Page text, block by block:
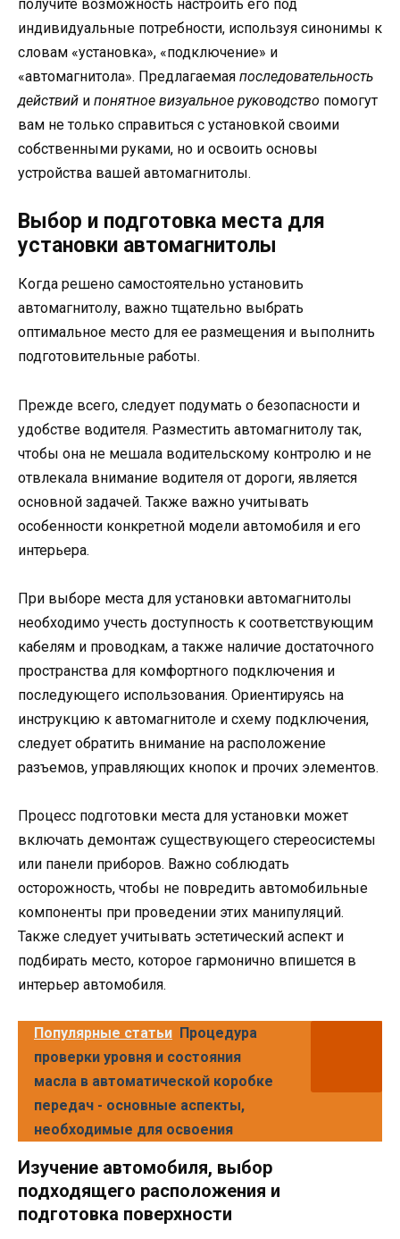
получите возможность настроить его под
индивидуальные потребности, используя синонимы к
словам «установка», «подключение» и
«автомагнитола». Предлагаемая последовательность
действий и понятное визуальное руководство помогут
вам не только справиться с установкой своими
собственными руками, но и освоить основы
устройства вашей автомагнитолы.
Выбор и подготовка места для
установки автомагнитолы
Когда решено самостоятельно установить
автомагнитолу, важно тщательно выбрать
оптимальное место для ее размещения и выполнить
подготовительные работы.
Прежде всего, следует подумать о безопасности и
удобстве водителя. Разместить автомагнитолу так,
чтобы она не мешала водительскому контролю и не
отвлекала внимание водителя от дороги, является
основной задачей. Также важно учитывать
особенности конкретной модели автомобиля и его
интерьера.
При выборе места для установки автомагнитолы
необходимо учесть доступность к соответствующим
кабелям и проводкам, а также наличие достаточного
пространства для комфортного подключения и
последующего использования. Ориентируясь на
инструкцию к автомагнитоле и схему подключения,
следует обратить внимание на расположение
разъемов, управляющих кнопок и прочих элементов.
Процесс подготовки места для установки может
включать демонтаж существующего стереосистемы
или панели приборов. Важно соблюдать
осторожность, чтобы не повредить автомобильные
компоненты при проведении этих манипуляций.
Также следует учитывать эстетический аспект и
подбирать место, которое гармонично впишется в
интерьер автомобиля.
Популярные статьи Процедура
проверки уровня и состояния
масла в автоматической коробке
передач - основные аспекты,
необходимые для освоения
Изучение автомобиля, выбор
подходящего расположения и
подготовка поверхности